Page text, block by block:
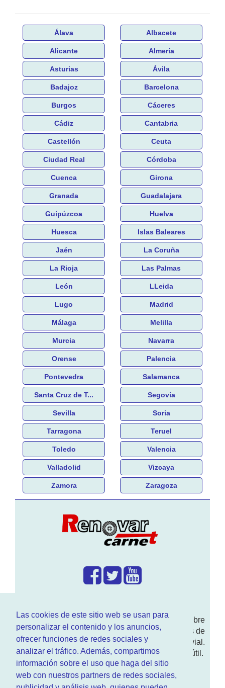
Las cookies de este sitio web se usan para
personalizar el contenido y los anuncios,
ofrecer funciones de redes sociales y
analizar el tráfico. Además, compartimos
información sobre el uso que haga del sitio
web con nuestros partners de redes sociales,
Álava Albacete
Alicante Almería
Asturias Ávila
Badajoz Barcelona
Burgos Cáceres
Cádiz Cantabria
Castellón Ceuta
Ciudad Real Córdoba
Cuenca Girona
Granada Guadalajara
Guipúzcoa Huelva
Huesca Islas Baleares
Jaén La Coruña
La Rioja Las Palmas
León LLeida
Lugo Madrid
Málaga Melilla
Murcia Navarra
Orense Palencia
Pontevedra Salamanca
Santa Cruz de T... Segovia
Sevilla Soria
Tarragona Teruel
Toledo Valencia
Valladolid Vizcaya
Zamora Zaragoza
Enwww.RenovarCarnet.comTe contamos sobre
larenovación del permisode conducir, noticias de
actualidad motor y sobre todo seguridad vial.
Ademas tenemos todo tipo de información DGT útil.
¿Quienes somos?